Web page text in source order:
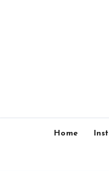
Home